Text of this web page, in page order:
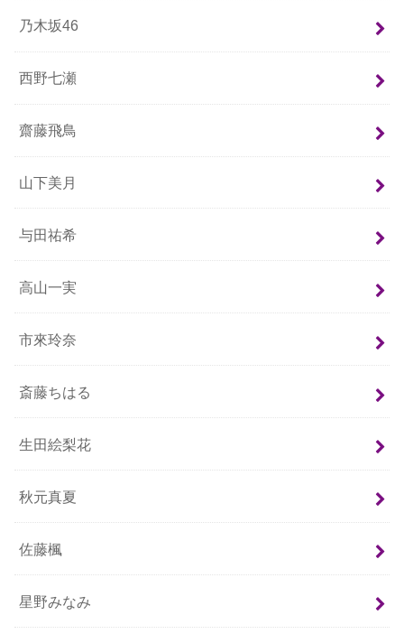
乃木坂46
西野七瀬
齋藤飛鳥
山下美月
与田祐希
高山一実
市來玲奈
斎藤ちはる
生田絵梨花
秋元真夏
佐藤楓
星野みなみ